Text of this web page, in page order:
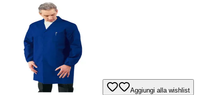
Aggiungi alla wishlist